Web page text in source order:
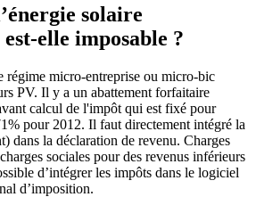
solaire
elle imposable ?
régime micro-entreprise ou micro-bic
PV. Il y a un abattement forfaitaire
calcul de l'impôt qui est fixé pour
pour 2012. Il faut directement intégré la
dans la déclaration de revenu. Charges
sociales pour des revenus inférieurs
d’intégrer les impôts dans le logiciel
d’imposition.